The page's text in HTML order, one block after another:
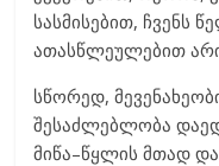
სასმისებით, ჩვენს
ათასწლეულებით
სწორედ,
შესაძლებლობა
მიწა–წყლის მთად